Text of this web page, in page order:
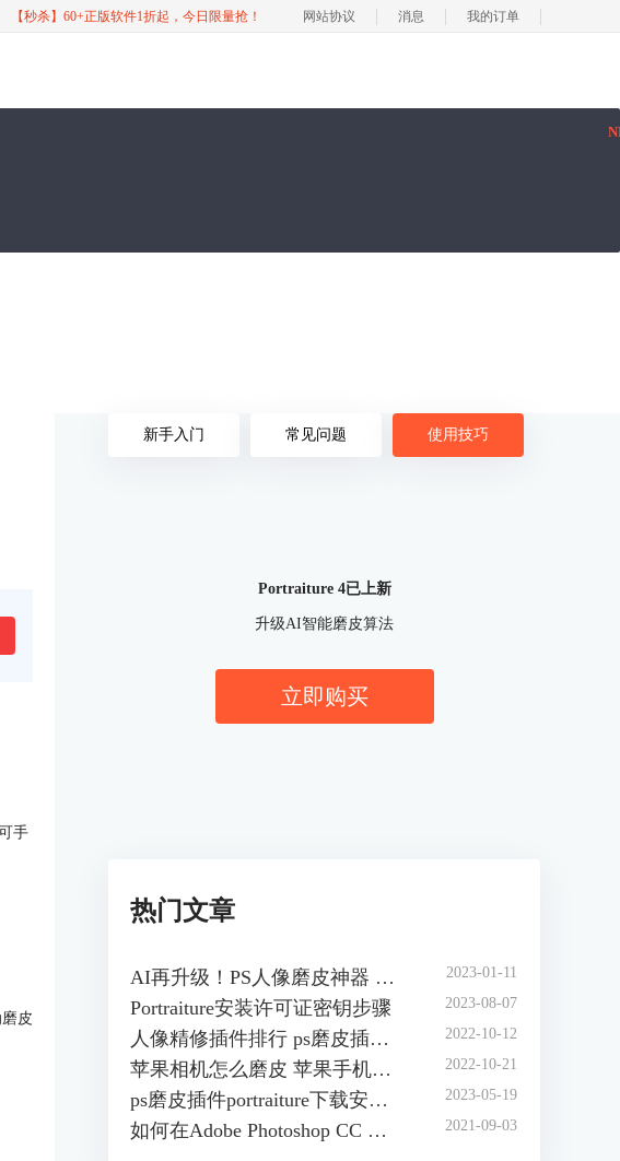
【秒杀】60+正版软件1折起，今日限量抢！ 网站协议 消息 我的订单
手
皮
新手入门 常见问题 使用技巧
Portraiture 4已上新
升级AI智能磨皮算法
立即购买
热门文章
AI再升级！PS人像磨皮神器 Portraiture 4 官方中文版正式上线 2023-01-11
Portraiture安装许可证密钥步骤 2023-08-07
人像精修插件排行 ps磨皮插件哪个效果好 2022-10-12
苹果相机怎么磨皮 苹果手机怎么磨皮 2022-10-21
ps磨皮插件portraiture下载安装方法 ps磨皮插件怎么用 2023-05-19
如何在Adobe Photoshop CC 安装 Portraiture 3插件 2021-09-03